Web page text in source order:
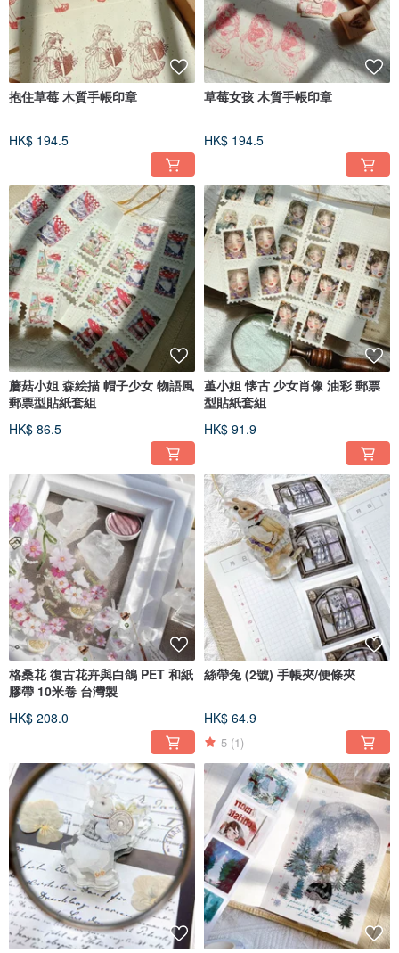
抱住草莓 木質手帳印章
HK$ 194.5
草莓女孩 木質手帳印章
HK$ 194.5
蘑菇小姐 森絵描 帽子少女 物語風
郵票型貼紙套組
HK$ 86.5
堇小姐 懐古 少女肖像 油彩 郵票
型貼紙套組
HK$ 91.9
格桑花 復古花卉與白鴿 PET 和紙
膠帶 10米卷 台灣製
HK$ 208.0
絲帶兔 (2號) 手帳夾/便條夾
HK$ 64.9
5 (1)